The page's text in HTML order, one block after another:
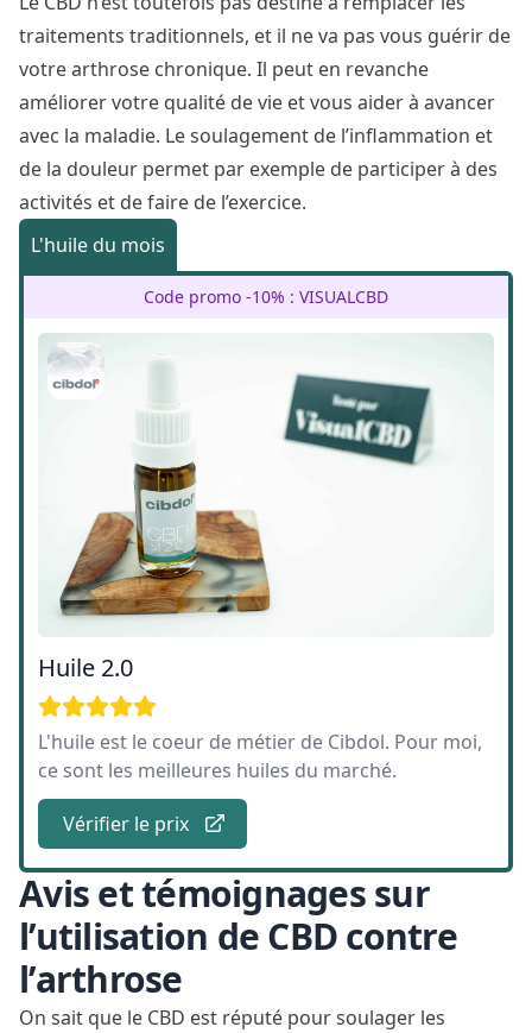
traitements traditionnels, et il ne va pas vous guérir de
votre arthrose chronique. Il peut en revanche
améliorer votre qualité de vie et vous aider à avancer
avec la maladie. Le soulagement de l’inflammation et
de la douleur permet par exemple de participer à des
activités et de faire de l’exercice.
L'huile du mois
Code promo -10% : VISUALCBD
Huile 2.0
L'huile est le coeur de métier de Cibdol. Pour moi,
ce sont les meilleures huiles du marché.
Vérifier le prix
Avis et témoignages sur
l’utilisation de CBD contre
l’arthrose
On sait que le CBD est réputé pour soulager les